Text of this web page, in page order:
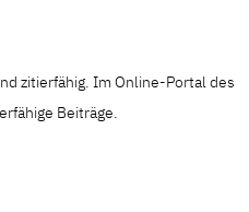
zitierfähig. Im Online-Portal des
Beiträge.